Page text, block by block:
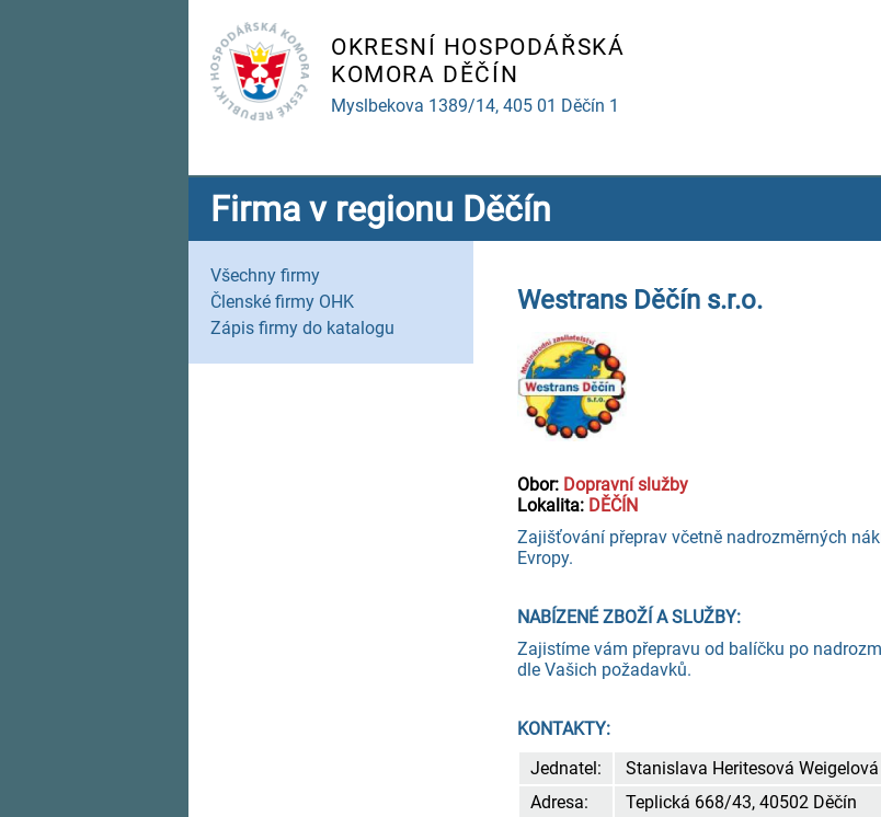
OKRESNÍ HOSPODÁŘSKÁ
KOMORA DĚČÍN
Myslbekova 1389/14, 405 01 Děčín 1
Firma v regionu Děčín
Všechny firmy
Členské firmy OHK
Zápis firmy do katalogu
Westrans Děčín s.r.o.
Obor: Dopravní služby
Lokalita: DĚČÍN
Zajišťování přeprav včetně nadrozměrných
Evropy.
NABÍZENÉ ZBOŽÍ A SLUŽBY:
Zajistíme vám přepravu od balíčku po
dle Vašich požadavků.
KONTAKTY:
Jednatel:
Stanislava Heritesová Weigelová
Adresa:
Teplická 668/43, 40502 Děčín